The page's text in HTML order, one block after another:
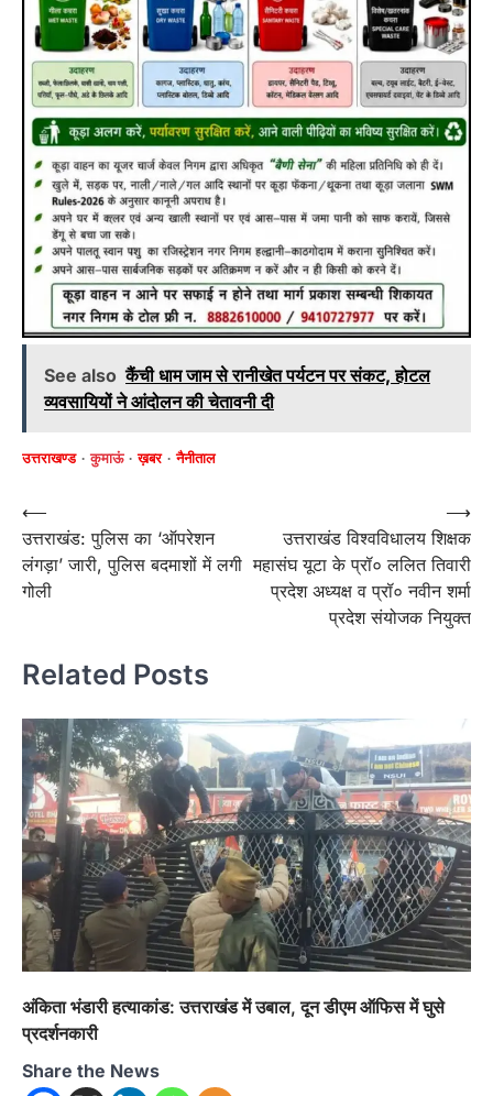
See also कैंची धाम जाम से रानीखेत पर्यटन पर संकट, होटल
व्यवसायियों ने आंदोलन की चेतावनी दी
उत्तराखण्ड कुमाऊं ख़बर नैनीताल
Post
navigation
⟵
उत्तराखंड: पुलिस का ‘ऑपरेशन
लंगड़ा’ जारी, पुलिस बदमाशों में लगी
गोली
उत्तराखंड विश्वविधालय शिक्षक
महासंघ यूटा के प्रॉ० ललित तिवारी
प्रदेश अध्यक्ष व प्रॉ० नवीन शर्मा
प्रदेश संयोजक नियुक्त
⟶
Related Posts
अंकिता भंडारी हत्‍याकांड: उत्तराखंड में उबाल, दून डीएम ऑफ‍िस में घुसे
प्रदर्शनकारी
Share the News